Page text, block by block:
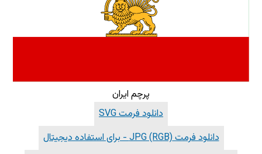
پرچم ایران
دانلود فرمت SVG
دانلود فرمت JPG (RGB) - برای استفاده دیجیتال